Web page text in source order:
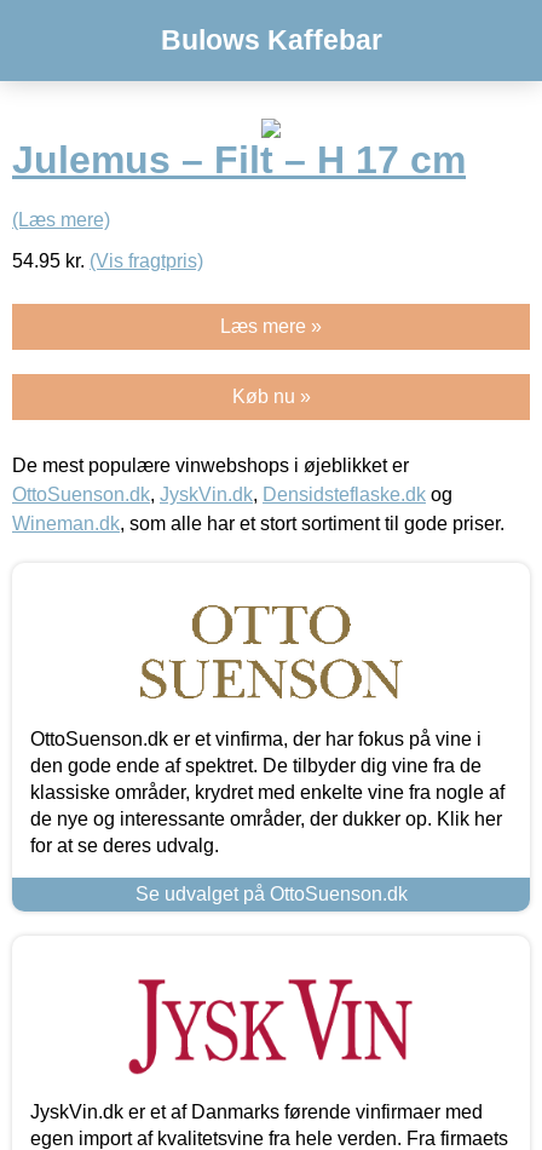
Bulows Kaffebar
Julemus – Filt – H 17 cm
(Læs mere)
54.95 kr. (Vis fragtpris)
Læs mere »
Køb nu »
De mest populære vinwebshops i øjeblikket er
OttoSuenson.dk, JyskVin.dk, Densidsteflaske.dk og
Wineman.dk, som alle har et stort sortiment til gode priser.
OttoSuenson.dk er et vinfirma, der har fokus på vine i
den gode ende af spektret. De tilbyder dig vine fra de
klassiske områder, krydret med enkelte vine fra nogle af
de nye og interessante områder, der dukker op. Klik her
for at se deres udvalg.
Se udvalget på OttoSuenson.dk
JyskVin.dk er et af Danmarks førende vinfirmaer med
egen import af kvalitetsvine fra hele verden. Fra firmaets